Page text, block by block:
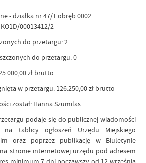
- działka nr 47/1 obręb 0002
00013412/2
do przetargu: 2
do przetargu: 0
zł brutto
w przetargu: 126.250,00 zł brutto
został: Hanna Szumilas
podaje się do publicznej wiadomości
na tablicy ogłoszeń Urzędu Miejskiego
oraz poprzez publikację w Biuletynie
stronie internetowej urzędu pod adresem